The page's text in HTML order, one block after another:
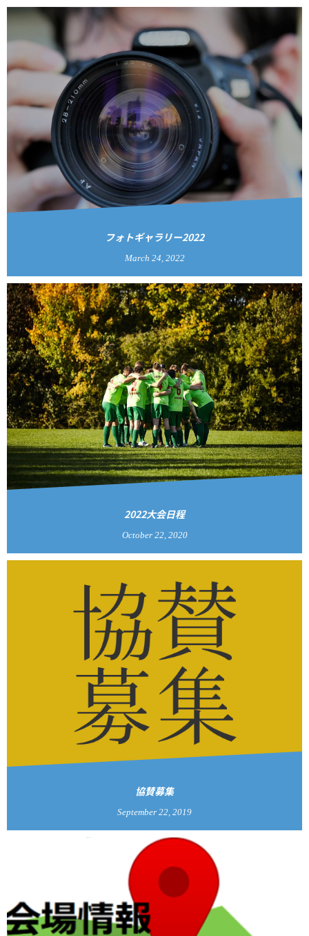
フォトギャラリー2022
March 24, 2022
2022大会日程
October 22, 2020
協賛募集
September 22 2019